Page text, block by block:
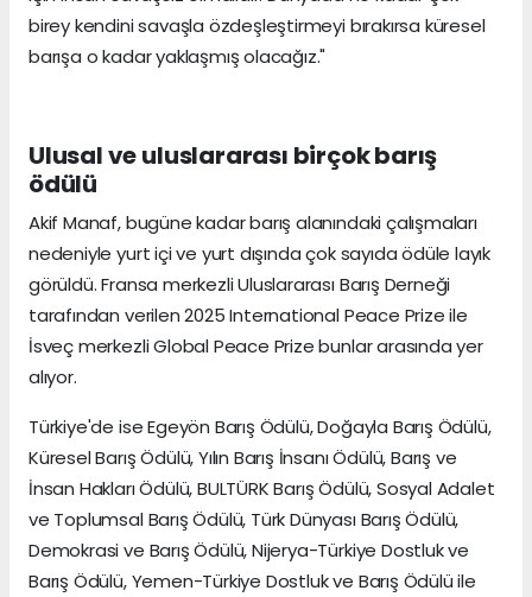
birey kendini savaşla özdeşleştirmeyi bırakırsa küresel
barışa o kadar yaklaşmış olacağız."
Ulusal ve uluslararası birçok barış
ödülü
Akif Manaf, bugüne kadar barış alanındaki çalışmaları
nedeniyle yurt içi ve yurt dışında çok sayıda ödüle layık
görüldü. Fransa merkezli Uluslararası Barış Derneği
tarafından verilen 2025 International Peace Prize ile
İsveç merkezli Global Peace Prize bunlar arasında yer
alıyor.
Türkiye'de ise Egeyön Barış Ödülü, Doğayla Barış Ödülü,
Küresel Barış Ödülü, Yılın Barış İnsanı Ödülü, Barış ve
İnsan Hakları Ödülü, BULTÜRK Barış Ödülü, Sosyal Adalet
ve Toplumsal Barış Ödülü, Türk Dünyası Barış Ödülü,
Demokrasi ve Barış Ödülü, Nijerya-Türkiye Dostluk ve
Barış Ödülü, Yemen-Türkiye Dostluk ve Barış Ödülü ile